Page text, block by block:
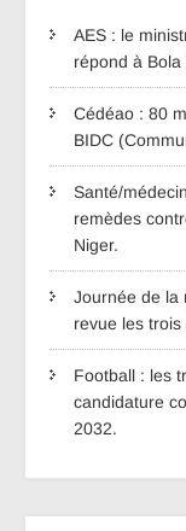
AES : le
répond à
Cédéao : 80
BIDC
Santé/
remèdes
Niger.
Journée de la
revue les
Football : les
candidature
2032.